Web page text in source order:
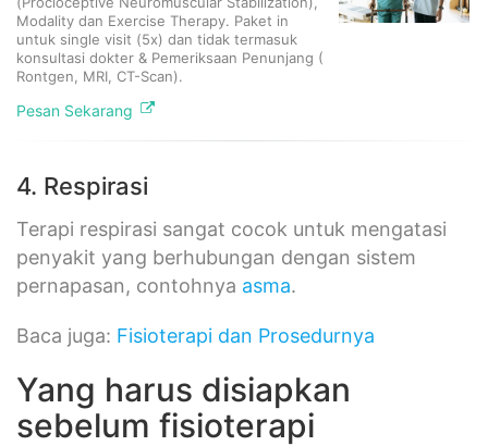
Modality dan Exercise Therapy. Paket in
untuk single visit (5x) dan tidak termasuk
konsultasi dokter & Pemeriksaan Penunjang (
Rontgen, MRI, CT-Scan).
Pesan Sekarang
4. Respirasi
Terapi respirasi sangat cocok untuk mengatasi
penyakit yang berhubungan dengan sistem
pernapasan, contohnya asma.
Baca juga: Fisioterapi dan Prosedurnya
Yang harus disiapkan
sebelum fisioterapi